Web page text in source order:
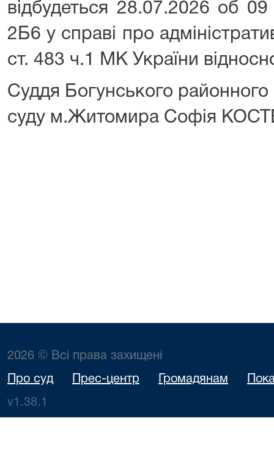
відбудеться 28.07.2026 об
2Б6 у справі про
ст. 483 ч.1 МК України
Суддя Богунського районного
суду м.Житомира Софія
2026 © Всі права захищені
Про суд Прес-центр Громадянам
v1.38.1